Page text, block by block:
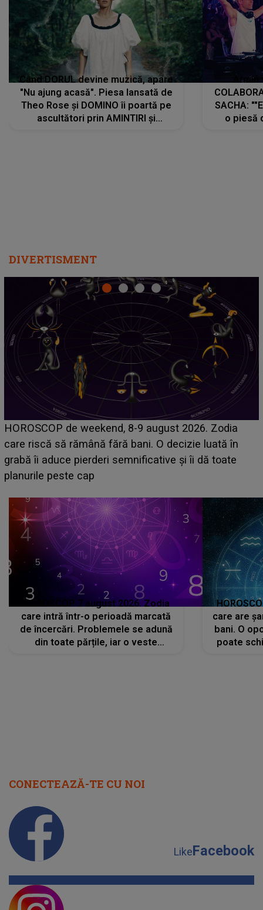
Când DORUL devine muzică, apare
"Nu ajung acasă". Piesa lansată de
Theo Rose și DOMINO îi poartă pe
ascultători prin AMINTIRI și
SACHA:
o piesă
DIVERTISMENT
Emanuel a ținut ACEST DETALIU ASCUNS până
acum! În fața Alexandrei, concurentul din Casa Iubirii
face o MĂRTURISIRE NEAȘTEPTATĂ despre mama
sa: "I-am spus și ei în față, eu nu te iubesc pentru
HOROSCOP 7 august 2026. Zodia
care intră într-o perioadă marcată
de încercări. Problemele se adună
din toate părțile, iar o veste
care are
bani. O
poate
CONECTEAZĂ-TE CU NOI
LikeFacebook